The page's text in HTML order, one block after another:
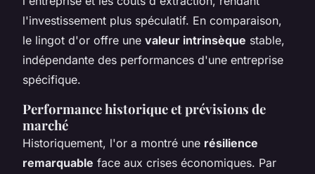
l'investissement plus spéculatif. En comparaison,
le lingot d'or offre une valeur intrinsèque stable,
indépendante des performances d'une entreprise
spécifique.
Performance historique et prévisions de
marché
Historiquement, l'or a montré une résilience
remarquable face aux crises économiques. Par